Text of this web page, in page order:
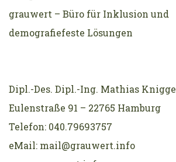
grauwert – Büro für Inklusion und
demografiefeste Lösungen
Dipl.-Des. Dipl.-Ing. Mathias Knigge
Eulenstraße 91 – 22765 Hamburg
Telefon: 040.79693757
eMail: mail@grauwert.info